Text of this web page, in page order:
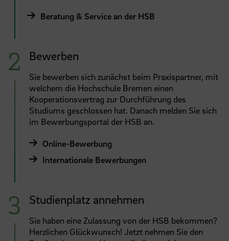
Beratung & Service an der HSB
Bewerben
Sie bewerben sich zunächst beim Praxispartner, mit
welchem die Hochschule Bremen einen
Kooperationsvertrag zur Durchführung des
Studiums geschlossen hat. Danach melden Sie sich
im Bewerbungsportal der HSB an.
Online-Bewerbung
Internationale Bewerbungen
Studienplatz annehmen
Sie haben eine Zulassung von der HSB bekommen?
Herzlichen Glückwunsch! Jetzt nehmen Sie den